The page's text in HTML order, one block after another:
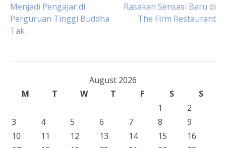
Post
navigation
Menjadi Pengajar di
Perguruan Tinggi Buddha
Tak
Rasakan Sensasi Baru di
The Firm Restaurant
August 2026
M
T W T F S
S
1
2
3
4 5 6 7 8
9
10
11 12 13 14 15
16